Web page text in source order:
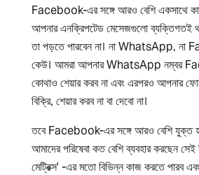
Facebook-এর সঙ্গে আরও বেশি একসাথে
আপনার এনক্রিপটেড মেসেজগুলো ব্যক্তিগতই
তা পড়তে পারবেন না। না WhatsApp, না
কেউ। আমরা আপনার WhatsApp নম্বর
কোথাও শেয়ার করব না এবং এরপরও আপনার ফোন
বিক্রি, শেয়ার করব না বা দেবো না।
তবে Facebook-এর সঙ্গে আরও বেশি যুক্ত
আমাদের পরিষেবা কত বেশি ব্যবহার করছেন সেই
মেট্রিক্স' -এর মতো বিভিন্ন কাজ করতে